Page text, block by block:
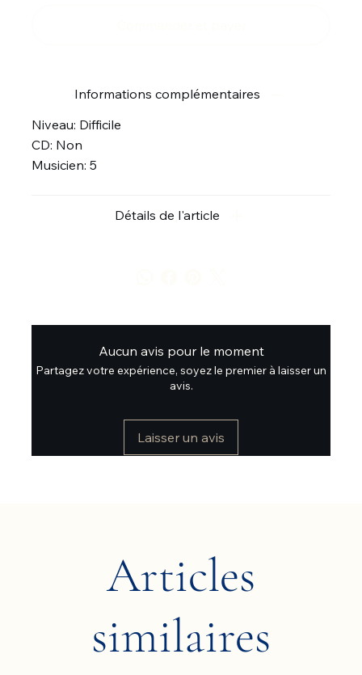
Informations complémentaires
Niveau: Difficile
CD: Non
Musicien: 5
Détails de l'article
Aucun avis pour le moment
Partagez votre expérience, soyez le premier à laisser un
avis.
Laisser un avis
Articles
similaires